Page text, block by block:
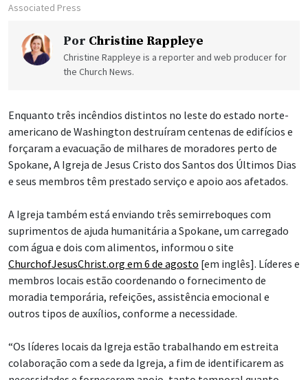
Associated Press
Por Christine Rappleye
Christine Rappleye is a reporter and web producer for
the Church News.
Enquanto três incêndios distintos no leste do estado norte-
americano de Washington destruíram centenas de edifícios e
forçaram a evacuação de milhares de moradores perto de
Spokane, A Igreja de Jesus Cristo dos Santos dos Últimos Dias
e seus membros têm prestado serviço e apoio aos afetados.
A Igreja também está enviando três semirreboques com
suprimentos de ajuda humanitária a Spokane, um carregado
com água e dois com alimentos, informou o site
ChurchofJesusChrist.org em 6 de agosto [em inglês]. Líderes e
membros locais estão coordenando o fornecimento de
moradia temporária, refeições, assistência emocional e
outros tipos de auxílios, conforme a necessidade.
“Os líderes locais da Igreja estão trabalhando em estreita
colaboração com a sede da Igreja, a fim de identificarem as